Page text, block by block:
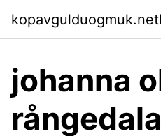
johanna
rångedala